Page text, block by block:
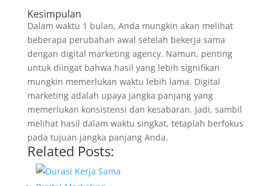
Kesimpulan
Dalam waktu 1 bulan, Anda mungkin akan melihat
beberapa perubahan awal setelah bekerja sama
dengan digital marketing agency. Namun, penting
untuk diingat bahwa hasil yang lebih signifikan
mungkin memerlukan waktu lebih lama. Digital
marketing adalah upaya jangka panjang yang
memerlukan konsistensi dan kesabaran. Jadi, sambil
melihat hasil dalam waktu singkat, tetaplah berfokus
pada tujuan jangka panjang Anda.
Related Posts: